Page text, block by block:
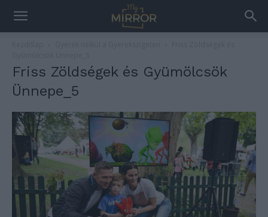
Friss Zöldségek és Gyümölcsök
Ünnepe_5